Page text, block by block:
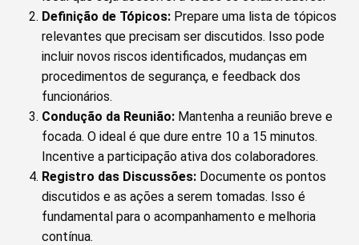
Definição de Tópicos: Prepare uma lista de tópicos
relevantes que precisam ser discutidos. Isso pode
incluir novos riscos identificados, mudanças em
procedimentos de segurança, e feedback dos
funcionários.
Condução da Reunião: Mantenha a reunião breve e
focada. O ideal é que dure entre 10 a 15 minutos.
Incentive a participação ativa dos colaboradores.
Registro das Discussões: Documente os pontos
discutidos e as ações a serem tomadas. Isso é
fundamental para o acompanhamento e melhoria
contínua.